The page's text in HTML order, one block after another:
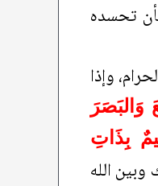
تحسده
وإذا
وَالبَصَرَ
بِذَاتِ
الله